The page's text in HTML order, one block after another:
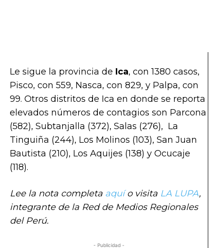
Le sigue la provincia de Ica, con 1380 casos,
Pisco, con 559, Nasca, con 829, y Palpa, con
99. Otros distritos de Ica en donde se reporta
elevados números de contagios son Parcona
(582), Subtanjalla (372), Salas (276), La
Tinguiña (244), Los Molinos (103), San Juan
Bautista (210), Los Aquijes (138) y Ocucaje
(118).
Lee la nota completa aquío visita LA LUPA,
integrante de la Red de Medios Regionales
del Perú.
- Publicidad -